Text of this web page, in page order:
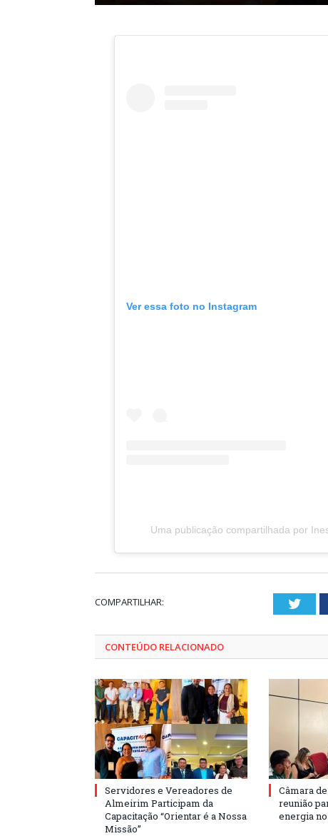
Ver essa foto no Instagram
Uma publicação compartilhada por
COMPARTILHAR:
CONTEÚDO RELACIONADO
Servidores e Vereadores de
Almeirim Participam da
Capacitação “Orientar é a Nossa
Missão”
Câmara
reunião
energia